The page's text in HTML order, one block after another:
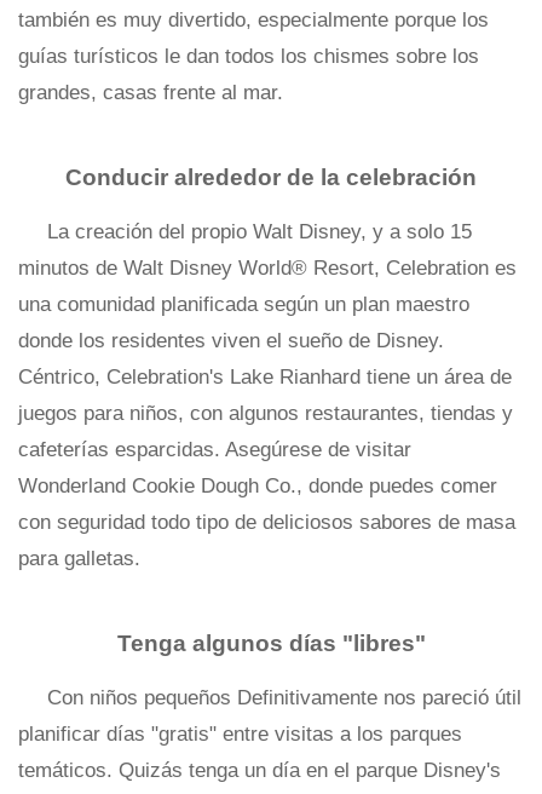
también es muy divertido, especialmente porque los
guías turísticos le dan todos los chismes sobre los
grandes, casas frente al mar.
Conducir alrededor de la celebración
La creación del propio Walt Disney, y a solo 15
minutos de Walt Disney World® Resort, Celebration es
una comunidad planificada según un plan maestro
donde los residentes viven el sueño de Disney.
Céntrico, Celebration's Lake Rianhard tiene un área de
juegos para niños, con algunos restaurantes, tiendas y
cafeterías esparcidas. Asegúrese de visitar
Wonderland Cookie Dough Co., donde puedes comer
con seguridad todo tipo de deliciosos sabores de masa
para galletas.
Tenga algunos días "libres"
Con niños pequeños Definitivamente nos pareció útil
planificar días "gratis" entre visitas a los parques
temáticos. Quizás tenga un día en el parque Disney's